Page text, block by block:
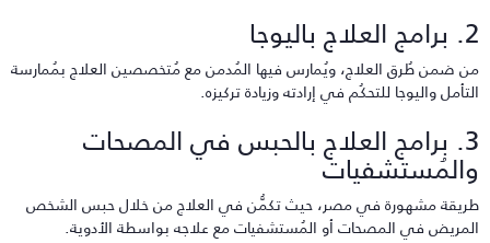
ضمن طُرق العلاج، ويُمارس فيها المُدمن مع مُتخصصين العلاج بمُمارسة
واليوجا للتحكُم في إرادته وزيادة تركيزه.
3. برامج العلاج بالحبس في المصحات
مشهورة في مصر، حيث تكمُّن في العلاج من خلال حبس الشخص
في المصحات أو المُستشفيات مع علاجه بواسطة الأدوية.